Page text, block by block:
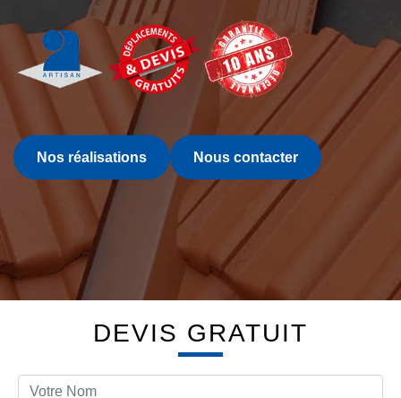
Nos réalisations Nous contacter
DEVIS GRATUIT